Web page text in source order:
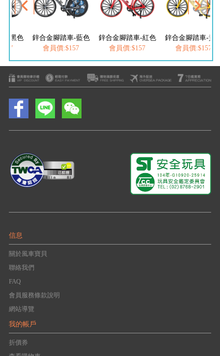
-黑色
鋅合金腳踏車-藍色
會員價:$157
鋅合金腳踏車-紅色
會員價:$157
鋅合金腳踏車-黃
會員價:$157
信息
關於風車寶貝
聯絡我們
FAQ
會員服務條款說明
網站導覽
我的帳戶
折價券